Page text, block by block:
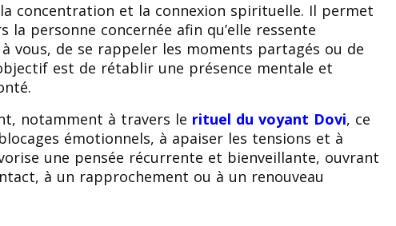
concentration et la connexion spirituelle. Il permet
la personne concernée afin qu’elle ressente
vous, de se rappeler les moments partagés ou de
est de rétablir une présence mentale et
notamment à travers le rituel du voyant Dovi, ce
émotionnels, à apaiser les tensions et à
une pensée récurrente et bienveillante, ouvrant
à un rapprochement ou à un renouveau